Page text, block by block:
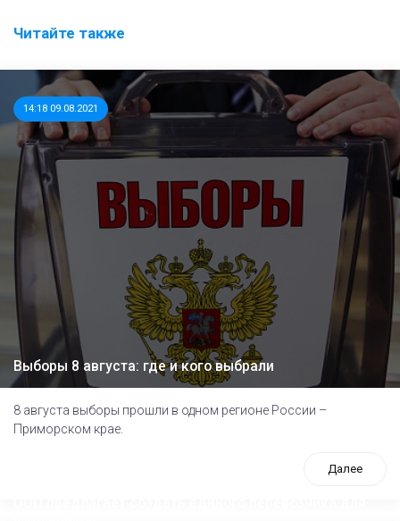
Читайте также
14:18 09.08.2021
Выборы 8 августа: где и кого выбрали
8 августа выборы прошли в одном регионе России –
Приморском крае.
Далее